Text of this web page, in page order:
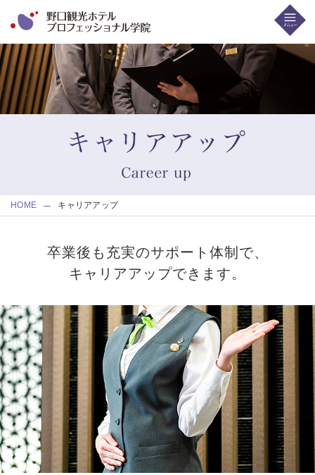
HOME キャリアアップ
卒業後も充実のサポート体制で、
キャリアアップできます。